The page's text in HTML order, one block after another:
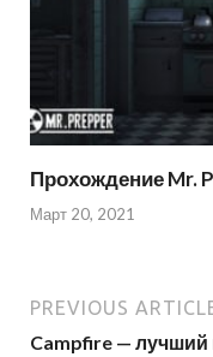
Прохождение Mr.
Март 20, 2021
PREVIOUS
Campfire —